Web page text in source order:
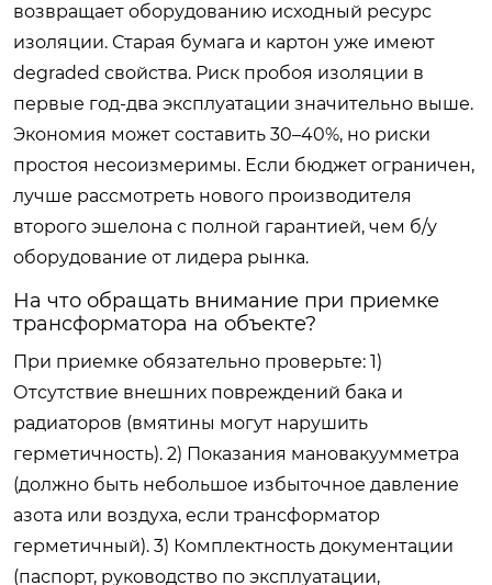
возвращает оборудованию исходный ресурс
изоляции. Старая бумага и картон уже имеют
degraded свойства. Риск пробоя изоляции в
первые год-два эксплуатации значительно выше.
Экономия может составить 30–40%, но риски
простоя несоизмеримы. Если бюджет ограничен,
лучше рассмотреть нового производителя
второго эшелона с полной гарантией, чем б/у
оборудование от лидера рынка.
На что обращать внимание при приемке
трансформатора на объекте?
При приемке обязательно проверьте: 1)
Отсутствие внешних повреждений бака и
радиаторов (вмятины могут нарушить
герметичность). 2) Показания мановакуумметра
(должно быть небольшое избыточное давление
азота или воздуха, если трансформатор
герметичный). 3) Комплектность документации
(паспорт, руководство по эксплуатации,